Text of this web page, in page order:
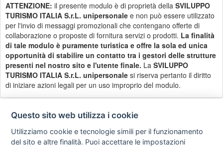
ATTENZIONE: il presente modulo è di proprietà della SVILUPPO
TURISMO ITALIA S.r.L. unipersonale e non può essere utilizzato
per l'invio di messaggi promozionali che contengano offerte di
collaborazione o proposte di fornitura servizi o prodotti. La finalità
di tale modulo è puramente turistica e offre la sola ed unica
opportunità di stabilire un contatto tra i gestori delle strutture
presenti nel nostro sito e l'utente finale. La SVILUPPO
TURISMO ITALIA S.r.L. unipersonale si riserva pertanto il diritto
di iniziare azioni legali per un uso improprio del modulo.
Privacy
policy
Avviso
legale
Scrivici
Questo sito web utilizza i cookie
Utilizziamo cookie e tecnologie simili per il funzionamento
del sito e altre finalità. Puoi accettare le impostazioni